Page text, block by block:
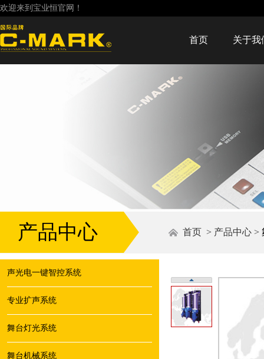
欢迎来到宝业恒官网！
首页 关于我
产品中心 首页 > 产品中心 >
声光电一键智控系统
专业扩声系统
舞台灯光系统
舞台机械系统